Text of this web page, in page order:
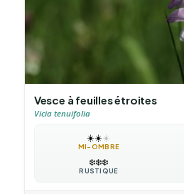
Vesce à feuilles étroites
Vicia tenuifolia
☀️☀️☀️
MI-OMBRE
❄️❄️❄️
RUSTIQUE